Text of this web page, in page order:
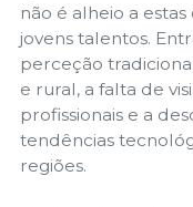
não é alheio a
jovens talentos.
perceção
e rural, a falta de
profissionais e a
tendências
regiões.